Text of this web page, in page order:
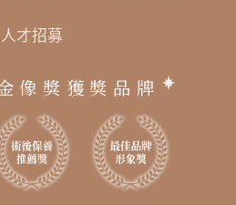
人才招募
像獎獲獎品牌